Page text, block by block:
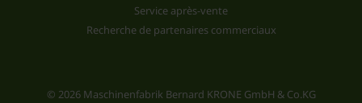
Service après-vente
Recherche de partenaires commerciaux
© 2026 Maschinenfabrik Bernard KRONE GmbH & Co.KG